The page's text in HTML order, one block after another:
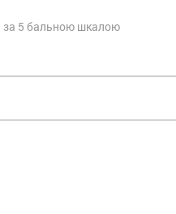
за 5 бальною шкалою